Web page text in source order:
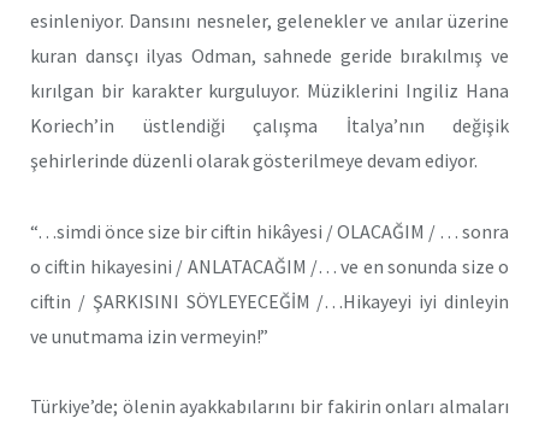
esinleniyor. Dansını nesneler, gelenekler ve anılar üzerine
kuran dansçı ilyas Odman, sahnede geride bırakılmış ve
kırılgan bir karakter kurguluyor. Müziklerini Ingiliz Hana
Koriech’in üstlendiği çalışma İtalya’nın değişik
şehirlerinde düzenli olarak gösterilmeye devam ediyor.
“…simdi önce size bir ciftin hikâyesi / OLACAĞIM / … sonra
o ciftin hikayesini / ANLATACAĞIM /… ve en sonunda size o
ciftin / ŞARKISINI SÖYLEYECEĞİM /…Hikayeyi iyi dinleyin
ve unutmama izin vermeyin!”
Türkiye’de; ölenin ayakkabılarını bir fakirin onları almaları